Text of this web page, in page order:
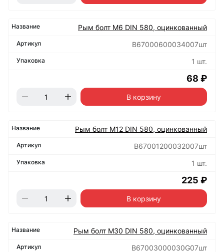
Рым болт М6 DIN 580, оцинкованный
B67000600034007шт
1 шт.
68 ₽
В корзину
Рым болт М12 DIN 580, оцинкованный
B67001200032007шт
1 шт.
225 ₽
В корзину
Рым болт М30 DIN 580, оцинкованный
B67003000030G07шт